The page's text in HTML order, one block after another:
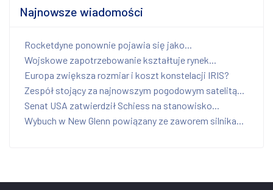
Najnowsze wiadomości
Rocketdyne ponownie pojawia się jako...
Wojskowe zapotrzebowanie kształtuje rynek...
Europa zwiększa rozmiar i koszt konstelacji IRIS?
Zespół stojący za najnowszym pogodowym satelitą...
Senat USA zatwierdził Schiess na stanowisko...
Wybuch w New Glenn powiązany ze zaworem silnika...